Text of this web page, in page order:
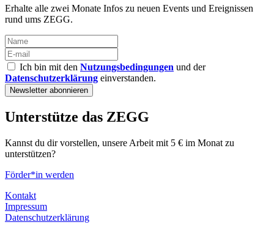
Erhalte alle zwei Monate Infos zu neuen Events und Ereignissen
rund ums ZEGG.
Ich bin mit den Nutzungsbedingungen und der
Datenschutzerklärung einverstanden.
Unterstütze das ZEGG
Kannst du dir vorstellen, unsere Arbeit mit 5 € im Monat zu
unterstützen?
Förder*in werden
Kontakt
Impressum
Datenschutzerklärung